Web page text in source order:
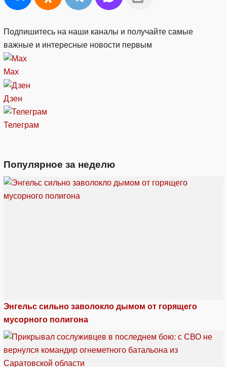
Подпишитесь на наши каналы и получайте самые
важные и интересные новости первым
Max
Дзен
Телеграм
Популярное за неделю
Энгельс сильно заволокло дымом от горящего
мусорного полигона